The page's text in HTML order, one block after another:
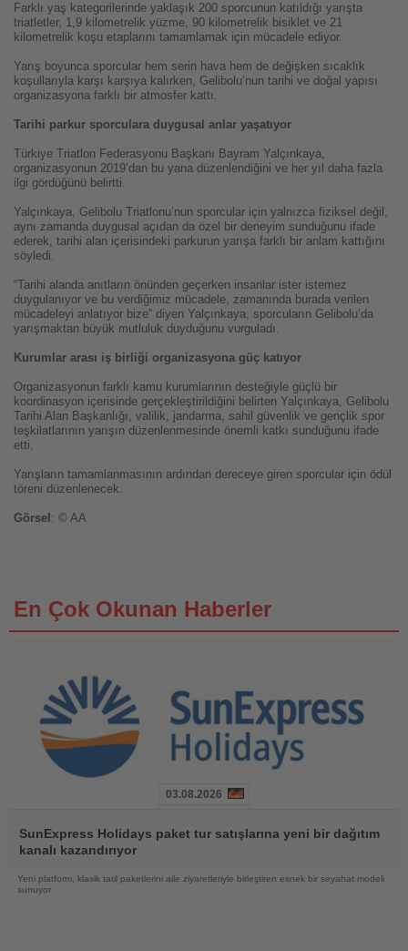
Farklı yaş kategorilerinde yaklaşık 200 sporcunun katıldığı yarışta
triatletler, 1,9 kilometrelik yüzme, 90 kilometrelik bisiklet ve 21
kilometrelik koşu etaplarını tamamlamak için mücadele ediyor.
Yarış boyunca sporcular hem serin hava hem de değişken sıcaklık
koşullarıyla karşı karşıya kalırken, Gelibolu’nun tarihi ve doğal yapısı
organizasyona farklı bir atmosfer kattı.
Tarihi parkur sporculara duygusal anlar yaşatıyor
Türkiye Triatlon Federasyonu Başkanı Bayram Yalçınkaya,
organizasyonun 2019’dan bu yana düzenlendiğini ve her yıl daha fazla
ilgi gördüğünü belirtti.
Yalçınkaya, Gelibolu Triatlonu’nun sporcular için yalnızca fiziksel değil,
aynı zamanda duygusal açıdan da özel bir deneyim sunduğunu ifade
ederek, tarihi alan içerisindeki parkurun yarışa farklı bir anlam kattığını
söyledi.
“Tarihi alanda anıtların önünden geçerken insanlar ister istemez
duygulanıyor ve bu verdiğimiz mücadele, zamanında burada verilen
mücadeleyi anlatıyor bize” diyen Yalçınkaya, sporcuların Gelibolu’da
yarışmaktan büyük mutluluk duyduğunu vurguladı.
Kurumlar arası iş birliği organizasyona güç katıyor
Organizasyonun farklı kamu kurumlarının desteğiyle güçlü bir
koordinasyon içerisinde gerçekleştirildiğini belirten Yalçınkaya, Gelibolu
Tarihi Alan Başkanlığı, valilik, jandarma, sahil güvenlik ve gençlik spor
teşkilatlarının yarışın düzenlenmesinde önemli katkı sunduğunu ifade
etti.
Yarışların tamamlanmasının ardından dereceye giren sporcular için ödül
töreni düzenlenecek.
Görsel : © AA
En Çok Okunan Haberler
Oku
03.08.2026
SunExpress Holidays paket tur satışlarına yeni bir dağıtım
kanalı kazandırıyor
Yeni platform, klasik tatil paketlerini aile ziyaretleriyle birleştiren esnek bir seyahat modeli
sunuyor